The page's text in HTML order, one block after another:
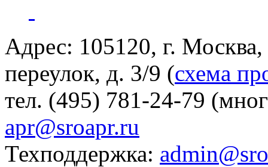
Адрес: 105120, г.
переулок, д. 3/9 (схема
тел. (495) 781-24-79
apr@sroapr.ru
Техподдержка: